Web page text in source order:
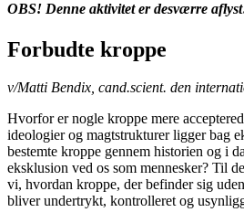
OBS! Denne aktivitet er desværre
Forbudte kroppe
v/Matti Bendix, cand.scient. den
Hvorfor er nogle kroppe mere
ideologier og magtstrukturer ligger bag
bestemte kroppe gennem historien og i
eksklusion ved os som mennesker? Til
vi, hvordan kroppe, der befinder sig
bliver undertrykt, kontrolleret og